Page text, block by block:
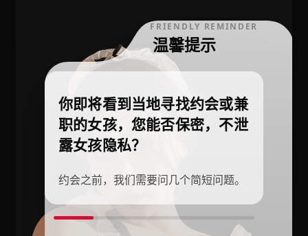
FRIENDLY REMINDER
温馨提示
你即将看到当地寻找约会或兼
职的女孩，您能否保密，不泄
露女孩隐私？
约会之前，我们需要问几个简短问题。